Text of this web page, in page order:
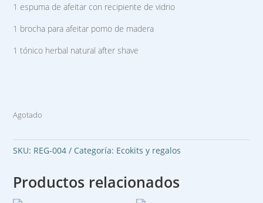
1 espuma de afeitar con recipiente de vidrio
1 brocha para afeitar pomo de madera
1 tónico herbal natural after shave
Agotado
SKU: REG-004 Categoría: Ecokits y regalos
Productos relacionados